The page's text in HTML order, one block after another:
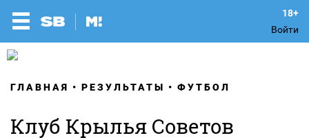
Войти
ГЛАВНАЯ РЕЗУЛЬТАТЫ ФУТБОЛ
Клуб Крылья Советов